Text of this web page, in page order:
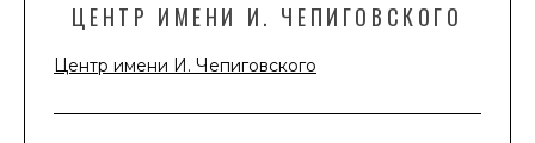
ЦЕНТР ИМЕНИ И. ЧЕПИГОВСКОГО
Центр имени И. Чепиговского